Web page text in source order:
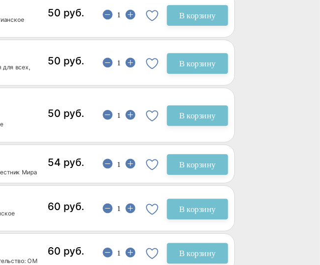
50 руб. В корзину
для всех,
50 руб. В корзину
50 руб. В корзину
Мира
54 руб. В корзину
60 руб. В корзину
ОМ
60 руб. В корзину